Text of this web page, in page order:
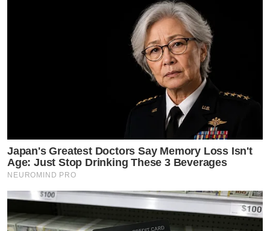
Japan's Greatest Doctors Say Memory Loss Isn't
Age: Just Stop Drinking These 3 Beverages
NEUROMIND PRO